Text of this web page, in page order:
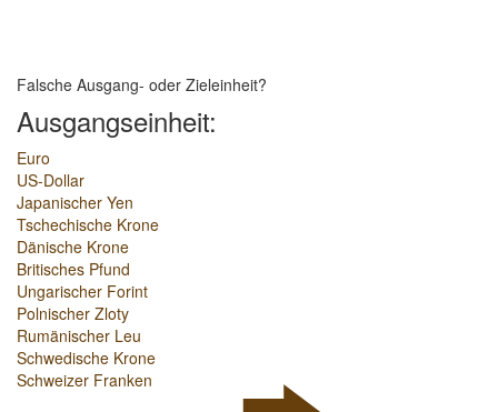
Falsche Ausgang- oder Zieleinheit?
Ausgangseinheit:
Euro
US-Dollar
Japanischer Yen
Tschechische Krone
Dänische Krone
Britisches Pfund
Ungarischer Forint
Polnischer Zloty
Rumänischer Leu
Schwedische Krone
Schweizer Franken